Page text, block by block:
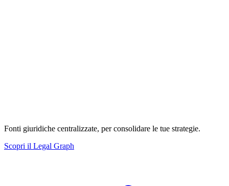
Fonti giuridiche centralizzate, per consolidare le tue strategie.
Scopri il Legal Graph